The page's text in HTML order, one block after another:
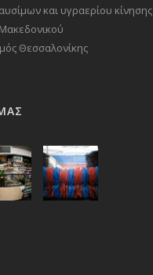
και υγραερίου κίνησης
Θεσσαλονίκης